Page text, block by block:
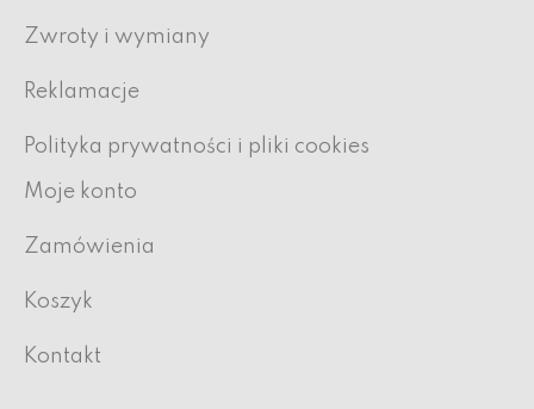
Zwroty i wymiany
Reklamacje
Polityka prywatności i pliki cookies
Moje konto
Zamówienia
Koszyk
Kontakt